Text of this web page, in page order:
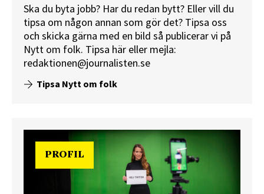
Ska du byta jobb? Har du redan bytt? Eller vill du
tipsa om någon annan som gör det? Tipsa oss
och skicka gärna med en bild så publicerar vi på
Nytt om folk. Tipsa här eller mejla:
redaktionen@journalisten.se
Tipsa Nytt om folk
PROFIL